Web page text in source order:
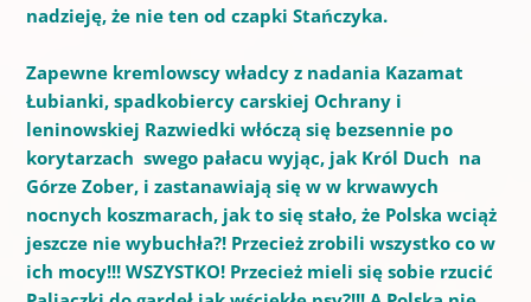
nadzieję, że nie ten od czapki Stańczyka.
Zapewne kremlowscy władcy z nadania Kazamat
Łubianki, spadkobiercy carskiej Ochrany i
leninowskiej Razwiedki włóczą się bezsennie po
korytarzach swego pałacu wyjąc, jak Król Duch na
Górze Zober, i zastanawiają się w w krwawych
nocnych koszmarach, jak to się stało, że Polska wciąż
jeszcze nie wybuchła?! Przecież zrobili wszystko co w
ich mocy!!! WSZYSTKO! Przecież mieli się sobie rzucić